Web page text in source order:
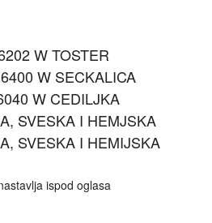
W TOSTER
W SECKALICA
W CEDILJKA
SVESKA I HEMJSKA
SVESKA I HEMIJSKA
ispod oglasa